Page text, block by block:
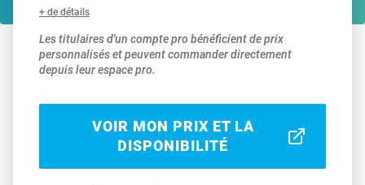
+ de détails
Les titulaires d'un compte pro bénéficient de prix
personnalisés et peuvent commander directement
depuis leur espace pro.
VOIR MON PRIX ET LA
DISPONIBILITÉ